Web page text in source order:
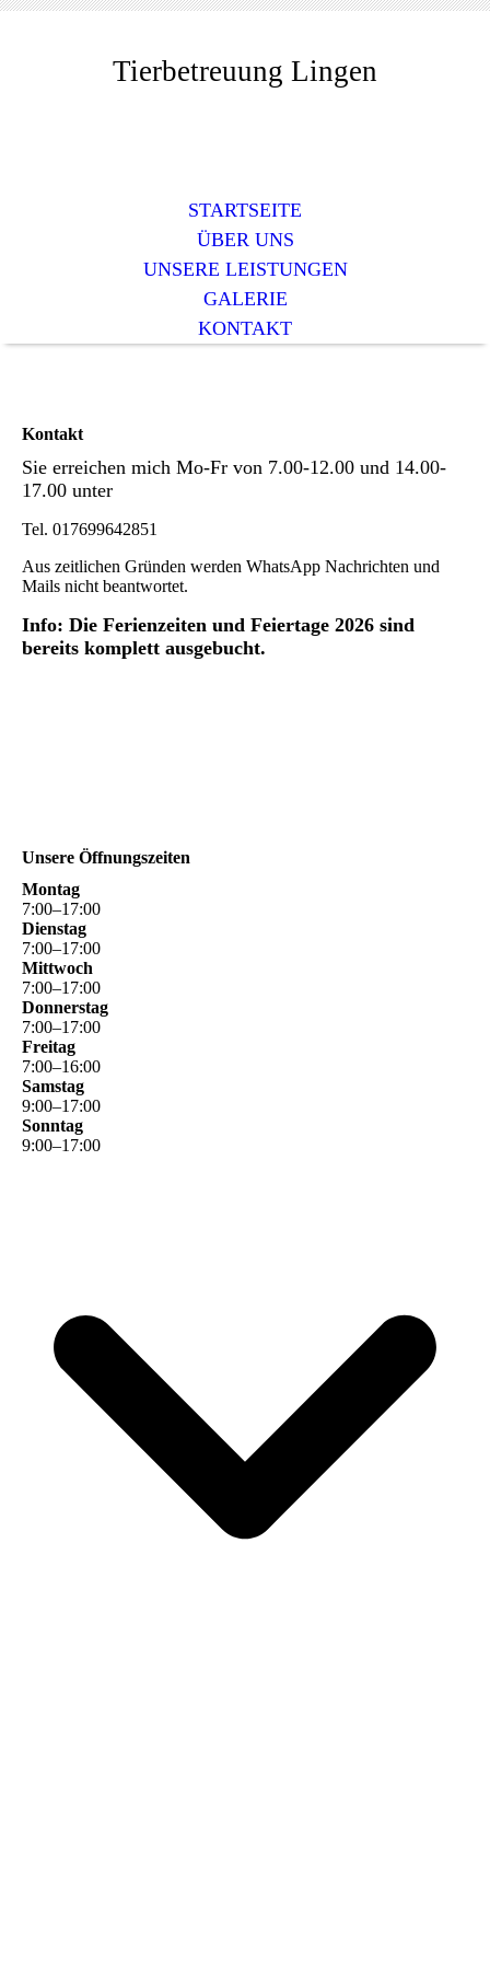
Tierbetreuung Lingen
STARTSEITE
ÜBER UNS
UNSERE LEISTUNGEN
GALERIE
KONTAKT
Kontakt
Sie erreichen mich Mo-Fr von 7.00-12.00 und 14.00-
17.00 unter
Tel. 017699642851
Aus zeitlichen Gründen werden WhatsApp Nachrichten und
Mails nicht beantwortet.
Info: Die Ferienzeiten und Feiertage 2026 sind
bereits komplett ausgebucht.
Unsere Öffnungszeiten
Montag
7:00–17:00
Dienstag
7:00–17:00
Mittwoch
7:00–17:00
Donnerstag
7:00–17:00
Freitag
7:00–16:00
Samstag
9:00–17:00
Sonntag
9:00–17:00